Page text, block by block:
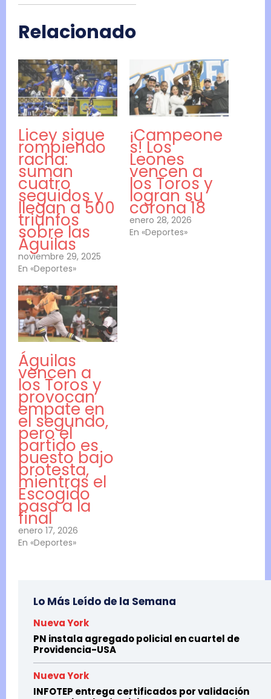
Relacionado
Licey sigue
rompiendo
racha:
suman
cuatro
seguidos y
llegan a 500
triunfos
sobre las
Águilas
noviembre 29, 2025
En «Deportes»
¡Campeone
s! Los
Leones
vencen a
los Toros y
logran su
corona 18
enero 28, 2026
En «Deportes»
Águilas
vencen a
los Toros y
provocan
empate en
el segundo,
pero el
partido es
puesto bajo
protesta,
mientras el
Escogido
pasa a la
final
enero 17, 2026
En «Deportes»
Lo Más Leído de la Semana
Nueva York
PN instala agregado policial en cuartel de
Providencia-USA
Nueva York
INFOTEP entrega certificados por validación